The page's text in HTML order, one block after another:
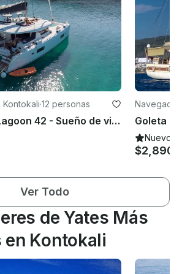
·12 personas
Catamarán Lagoon 42 - Sueño de vida
Nuevo
$2,890
Ver Todo
de Yates Más
en Kontokali